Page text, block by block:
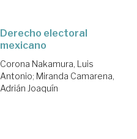
Derecho electoral
mexicano
Corona Nakamura, Luis
Antonio; Miranda Camarena,
Adrián Joaquín